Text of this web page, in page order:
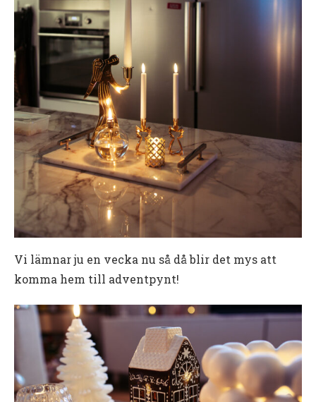
Vi lämnar ju en vecka nu så då blir det mys att
komma hem till adventpynt!